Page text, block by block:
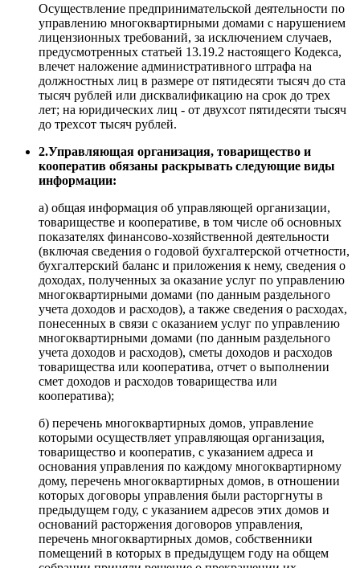
Осуществление предпринимательской деятельности по
управлению многоквартирными домами с нарушением
лицензионных требований, за исключением случаев,
предусмотренных статьей 13.19.2 настоящего Кодекса,
влечет наложение административного штрафа на
должностных лиц в размере от пятидесяти тысяч до ста
тысяч рублей или дисквалификацию на срок до трех
лет; на юридических лиц - от двухсот пятидесяти тысяч
до трехсот тысяч рублей.
2.Управляющая организация, товарищество и
кооператив обязаны раскрывать следующие виды
информации:
а) общая информация об управляющей организации,
товариществе и кооперативе, в том числе об основных
показателях финансово-хозяйственной деятельности
(включая сведения о годовой бухгалтерской отчетности,
бухгалтерский баланс и приложения к нему, сведения о
доходах, полученных за оказание услуг по управлению
многоквартирными домами (по данным раздельного
учета доходов и расходов), а также сведения о расходах,
понесенных в связи с оказанием услуг по управлению
многоквартирными домами (по данным раздельного
учета доходов и расходов), сметы доходов и расходов
товарищества или кооператива, отчет о выполнении
смет доходов и расходов товарищества или
кооператива);
б) перечень многоквартирных домов, управление
которыми осуществляет управляющая организация,
товарищество и кооператив, с указанием адреса и
основания управления по каждому многоквартирному
дому, перечень многоквартирных домов, в отношении
которых договоры управления были расторгнуты в
предыдущем году, с указанием адресов этих домов и
оснований расторжения договоров управления,
перечень многоквартирных домов, собственники
помещений в которых в предыдущем году на общем